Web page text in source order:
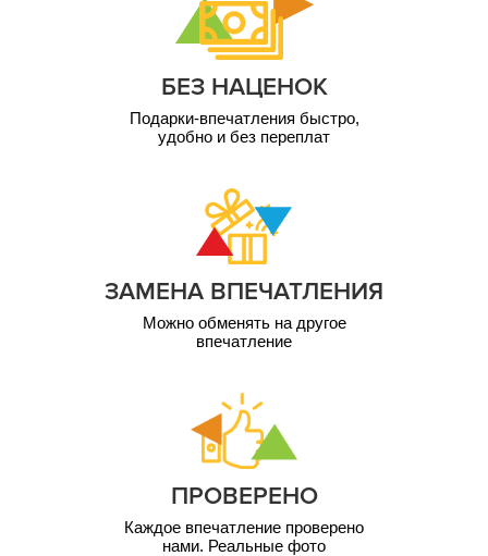
4 000
грн
5 000
грн
5 000
грн
БЕЗ НАЦЕНОК
Подарки-впечатления быстро,
удобно и без переплат
ЗАМЕНА ВПЕЧАТЛЕНИЯ
Можно обменять на другое
впечатление
ПРОВЕРЕНО
Каждое впечатление проверено
нами. Реальные фото